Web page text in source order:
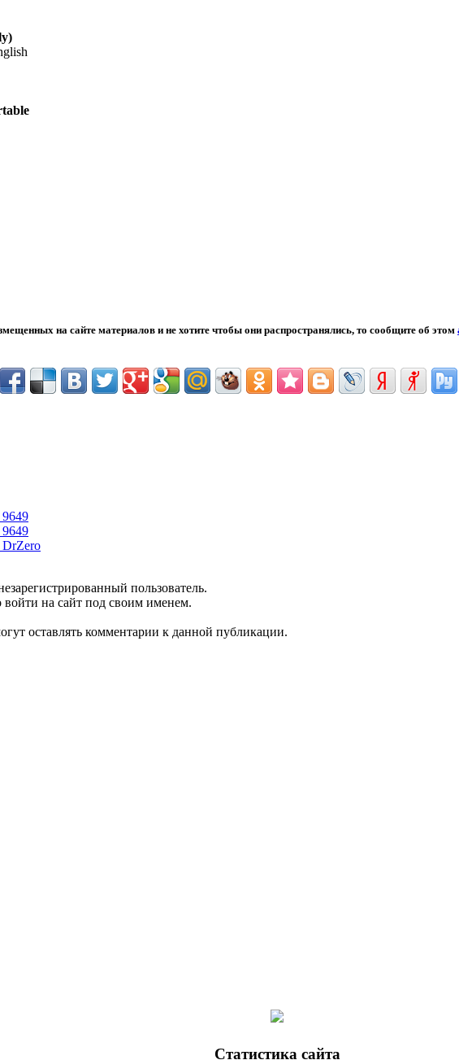
на сайте материалов и не хотите чтобы они распространялись, то сообщите об этом
DrZero
пользователь.
войти на сайт под своим именем.
оставлять комментарии к данной публикации.
Статистикасайта